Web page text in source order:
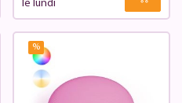
le lundi
%